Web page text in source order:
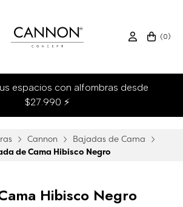
(0)
espacios con alfombras desde
$27.990 ⚡
Cannon
Bajadas de Cama
de Cama Hibisco Negro
Hibisco Negro